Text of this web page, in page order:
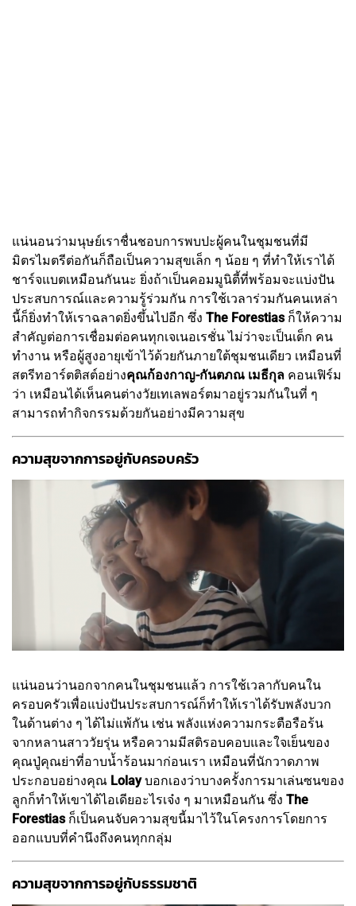
แน่นอนว่ามนุษย์เราชื่นชอบการพบปะผู้คนในชุมชนที่มี
มิตรไมตรีต่อกันก็ถือเป็นความสุขเล็ก ๆ น้อย ๆ ที่ทำให้เราได้
ชาร์จแบตเหมือนกันนะ ยิ่งถ้าเป็นคอมมูนิตี้ที่พร้อมจะแบ่งปัน
ประสบการณ์และความรู้ร่วมกัน การใช้เวลาร่วมกันคนเหล่า
นี้ก็ยิ่งทำให้เราฉลาดยิ่งขึ้นไปอีก ซึ่ง The Forestiasก็ให้ความ
สำคัญต่อการเชื่อมต่อคนทุกเจเนอเรชั่น ไม่ว่าจะเป็นเด็ก คน
ทำงาน หรือผู้สูงอายุเข้าไว้ด้วยกันภายใต้ชุมชนเดียว เหมือนที่
สตรีทอาร์ตติสต์อย่างคุณก้องกาญ-กันตภณ เมธีกุล คอนเฟิร์ม
ว่า เหมือนได้เห็นคนต่างวัยเทเลพอร์ตมาอยู่รวมกันในที่ ๆ
สามารถทำกิจกรรมด้วยกันอย่างมีความสุข
ความสุขจากการอยู่กับครอบครัว
แน่นอนว่านอกจากคนในชุมชนแล้ว การใช้เวลากับคนใน
ครอบครัวเพื่อแบ่งปันประสบการณ์ก็ทำให้เราได้รับพลังบวก
ในด้านต่าง ๆ ได้ไม่แพ้กัน เช่น พลังแห่งความกระตือรือร้น
จากหลานสาววัยรุ่น หรือความมีสติรอบคอบและใจเย็นของ
คุณปู่คุณย่าที่อาบน้ำร้อนมาก่อนเรา เหมือนที่นักวาดภาพ
ประกอบอย่างคุณ Lolayบอกเองว่าบางครั้งการมาเล่นซนของ
ลูกก็ทำให้เขาได้ไอเดียอะไรเจ๋ง ๆ มาเหมือนกัน ซึ่ง The
Forestiasก็เป็นคนจับความสุขนี้มาไว้ในโครงการโดยการ
ออกแบบที่คำนึงถึงคนทุกกลุ่ม
ความสุขจากการอยู่กับธรรมชาติ